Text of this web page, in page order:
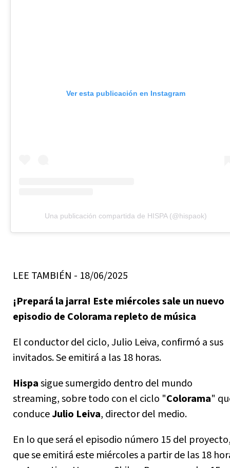
Ver esta publicación en Instagram
Una publicación compartida de HISPA (@hispaok)
LEE TAMBIÉN - 18/06/2025
¡Prepará la jarra! Este miércoles sale un nuevo
episodio de Colorama repleto de música
El conductor del ciclo, Julio Leiva, confirmó a sus
invitados. Se emitirá a las 18 horas.
Hispasigue sumergido dentro del mundo
streaming, sobre todo con el ciclo "Colorama"
conduceJulio Leiva, director del medio.
En lo que será el episodio número 15 del
que se emitirá este miércoles a partir de las 18